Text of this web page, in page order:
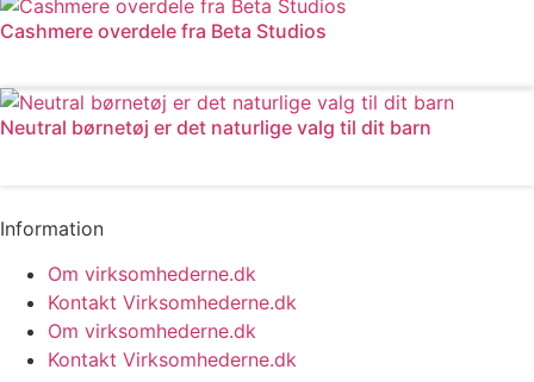
Cashmere overdele fra Beta Studios
Neutral børnetøj er det naturlige valg til dit barn
Information
Om virksomhederne.dk
Kontakt Virksomhederne.dk
Om virksomhederne.dk
Kontakt Virksomhederne.dk